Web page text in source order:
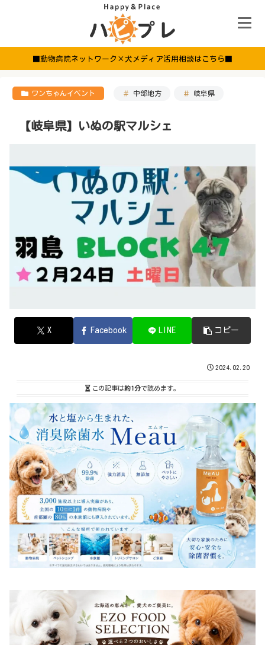
■動物病院ネットワーク×犬メディア活用相談はこちら■
ワンちゃんイベント 中部地方 岐阜県
【岐阜県】いぬの駅マルシェ
X Facebook LINE コピー
2024.02.20
この記事は約1分で読めます。